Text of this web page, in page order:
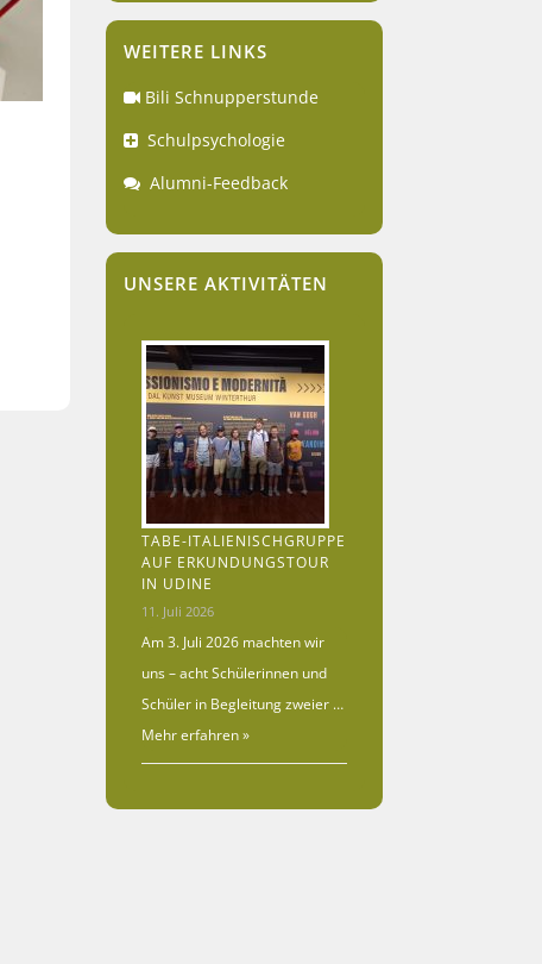
WEITERE LINKS
Bili Schnupperstunde
Schulpsychologie
Alumni-Feedback
UNSERE AKTIVITÄTEN
TABE-ITALIENISCHGRUPPE
AUF ERKUNDUNGSTOUR
IN UDINE
11. Juli 2026
Am 3. Juli 2026 machten wir
uns – acht Schülerinnen und
Schüler in Begleitung zweier …
Mehr erfahren »